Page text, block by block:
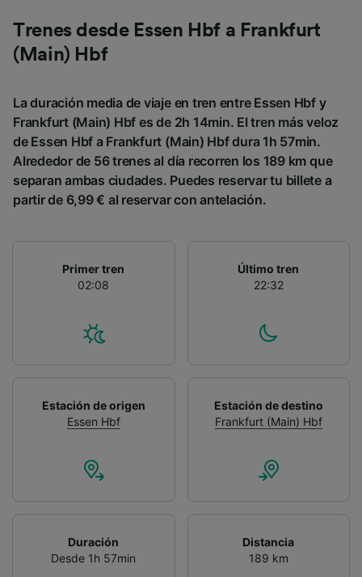
Trenes desde Essen Hbf a Frankfurt
(Main) Hbf
La duración media de viaje en tren entre Essen Hbf y
Frankfurt (Main) Hbf es de 2h 14min. El tren más veloz
de Essen Hbf a Frankfurt (Main) Hbf dura 1h 57min.
Alrededor de 56 trenes al día recorren los 189 km que
separan ambas ciudades. Puedes reservar tu billete a
partir de 6,99 € al reservar con antelación.
Primer tren
02:08
Último tren
22:32
Estación de origen
Essen Hbf
Estación de destino
Frankfurt (Main) Hbf
Duración
Desde 1h 57min
Distancia
189 km